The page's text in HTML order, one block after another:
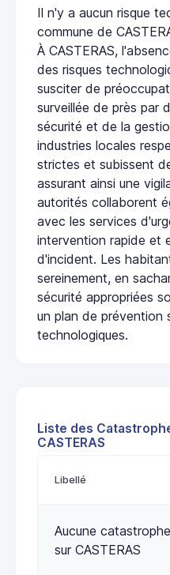
Il n'y a aucun risque
commune de
À CASTERAS,
des risques
susciter de
surveillée de près par
sécurité et de la
industries locales
strictes et subissent
assurant ainsi une
autorités collaborent
avec les services
intervention rapide et
d'incident. Les
sereinement, en
sécurité appropriées
un plan de prévention
technologiques.
Liste des
CASTERAS
Libellé
Aucune
sur CASTERAS